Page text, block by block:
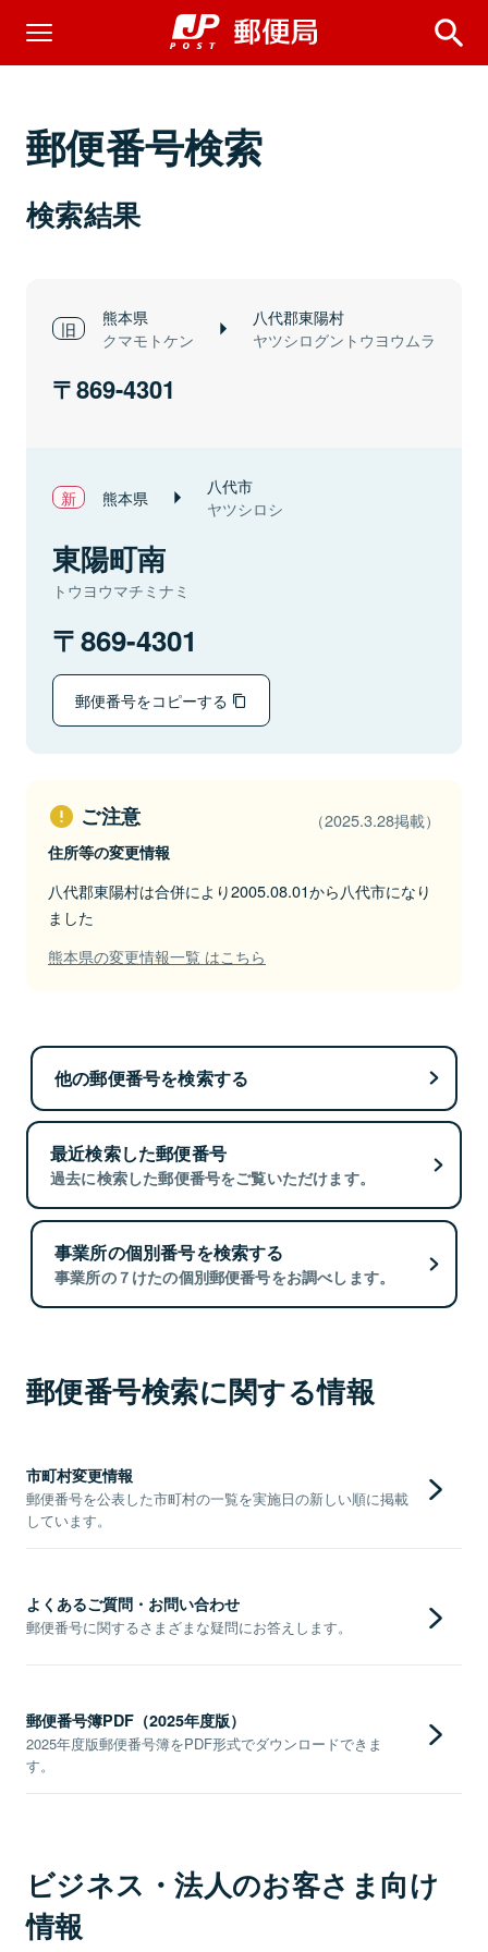
郵便番号検索
検索結果
熊本県
クマモトケン
八代郡東陽村
ヤツシログントウヨウムラ
869-4301
熊本県 八代市
ヤツシロシ
東陽町南
トウヨウマチミナミ
869-4301
郵便番号をコピーする
ご注意 （2025.3.28掲載）
住所等の変更情報
八代郡東陽村は合併により2005.08.01から八代市になり
ました
熊本県の変更情報一覧 はこちら
他の郵便番号を検索する
最近検索した郵便番号
過去に検索した郵便番号をご覧いただけます。
事業所の個別番号を検索する
事業所の７けたの個別郵便番号をお調べします。
郵便番号検索に関する情報
市町村変更情報
郵便番号を公表した市町村の一覧を実施日の新しい順に掲載
しています。
よくあるご質問・お問い合わせ
郵便番号に関するさまざまな疑問にお答えします。
郵便番号簿PDF（2025年度版）
2025年度版郵便番号簿をPDF形式でダウンロードできま
す。
ビジネス・法人のお客さま向け
情報